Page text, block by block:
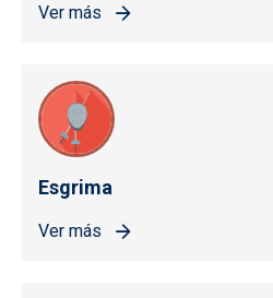
Ver más
Esgrima
Ver más